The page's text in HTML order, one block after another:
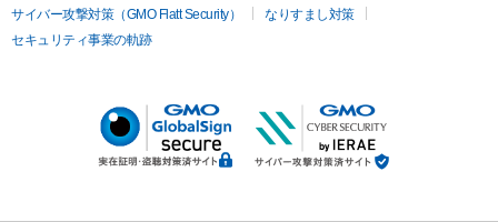
サイバー攻撃対策（GMO Flatt Security）
なりすまし対策
セキュリティ事業の軌跡